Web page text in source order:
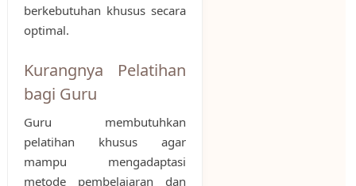
berkebutuhan khusus secara
optimal.
Kurangnya Pelatihan
bagi Guru
Guru membutuhkan
pelatihan khusus agar
mampu mengadaptasi
metode pembelajaran dan